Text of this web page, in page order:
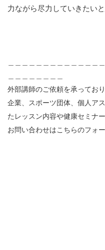
力ながら尽力していきたいと
外部講師のご依頼を承っており
企業、スポーツ団体、個人ア
たレッスン内容や健康セミナ
お問い合わせはこちらのフォ